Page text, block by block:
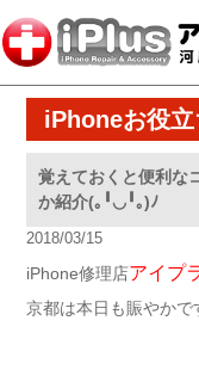
iPhoneお役立
覚えておくと便利な
か紹介(｡╹◡╹｡)ﾉ
2018/03/15
iPhone修理店アイプ
京都は本日も賑やかで